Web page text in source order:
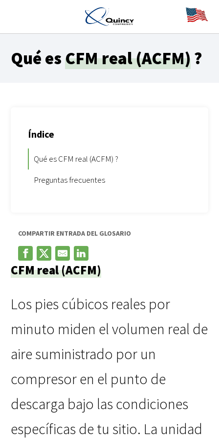
Qué esCFM real (ACFM)?
Índice
Qué es CFM real (ACFM) ?
Preguntas frecuentes
COMPARTIR ENTRADA DEL GLOSARIO
CFM real (ACFM)
Los pies cúbicos reales por
minuto miden el volumen real de
aire suministrado por un
compresor en el punto de
descarga bajo las condiciones
específicas de tu sitio. La unidad